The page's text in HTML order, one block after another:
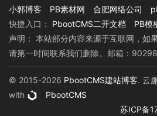
小郭博客
PB素材网 合肥网络公司
快捷入口：
PbootCMS二开文档 PB模
声明： 本站部分内容来源于互联网，如
请第一时间联系我们删除。邮箱：
© 2015-2026 PbootCMS建站博客. 云
with
PbootCMS
苏ICP备